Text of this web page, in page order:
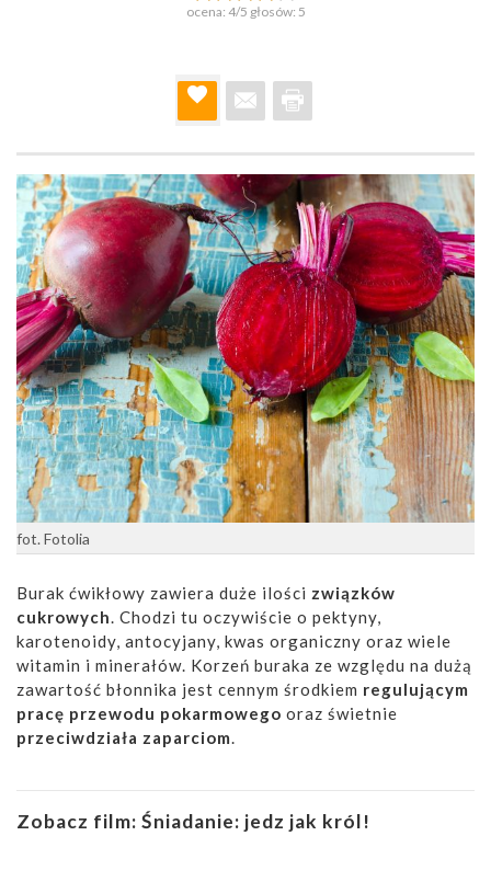
ocena: 4/5 głosów: 5
fot. Fotolia
Burak ćwikłowy zawiera duże ilości związków
cukrowych. Chodzi tu oczywiście o pektyny,
karotenoidy, antocyjany, kwas organiczny oraz wiele
witamin i minerałów. Korzeń buraka ze względu na dużą
zawartość błonnika jest cennym środkiem regulującym
pracę przewodu pokarmowego oraz świetnie
przeciwdziała zaparciom.
Zobacz film: Śniadanie: jedz jak król!